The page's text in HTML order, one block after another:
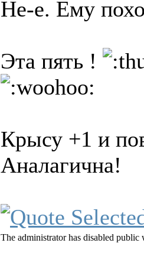
Не-е. Ему
Эта пять !
Крысу +1 и
Аналагична!
The administrator has disabled public